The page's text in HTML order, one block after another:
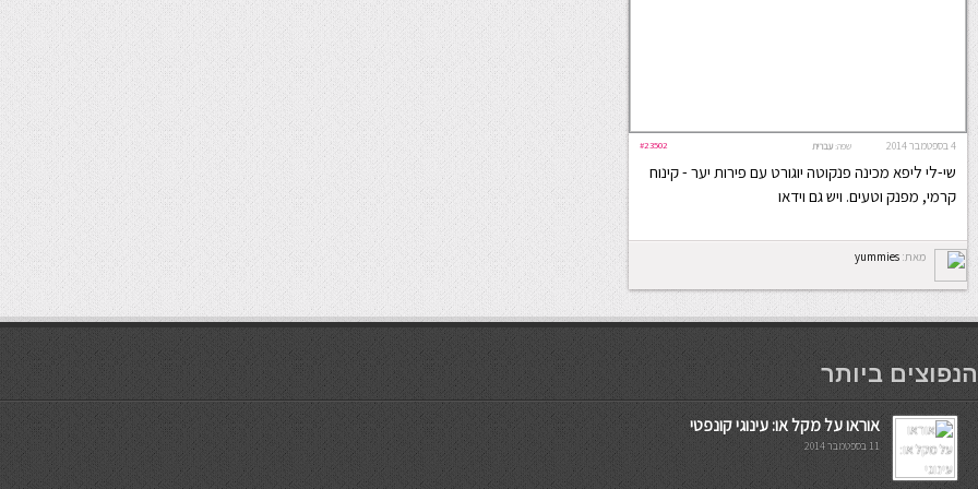
4 בספטמבר 2014 #23502 שפה: עברית
שי-לי ליפא מכינה פנקוטה יוגורט עם פירות יער - קינוח
קרמי, מפנק וטעים. ויש גם וידאו
מאת: yummies
мостбет кг
הנפוצים ביותר
אוראו על מקל או: עינוגי קונפטי
11 בספטמבר 2014